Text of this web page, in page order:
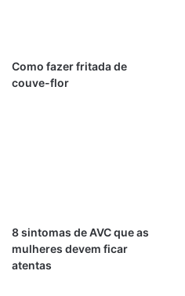
Como fazer fritada de
couve-flor
8 sintomas de AVC que as
mulheres devem ficar
atentas